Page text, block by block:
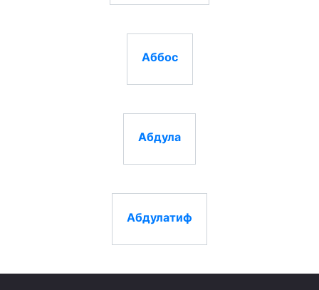
Аббос
Абдула
Абдулатиф